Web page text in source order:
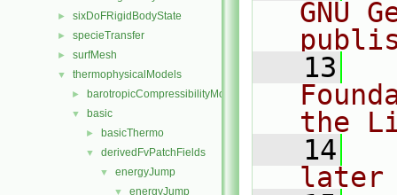
► sixDoFRigidBodyState
► specieTransfer
► surfMesh
▼ thermophysicalModels
► barotropicCompressibilityModel
▼ basic
► basicThermo
▼ derivedFvPatchFields
▼ energyJump
▼ energyJump
GNU
   13
the
   14
later